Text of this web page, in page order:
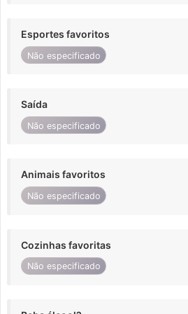
Esportes favoritos
Não especificado
Saída
Não especificado
Animais favoritos
Não especificado
Cozinhas favoritas
Não especificado